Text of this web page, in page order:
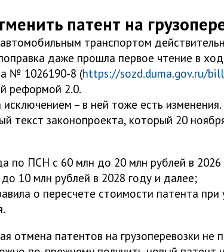
патент на
транспортом
даже прошла первое чтение в
№ 1026190-8 (https://sozd.duma.gov.ru/
реформой 2.0.
– в ней тоже есть
текст законопроекта, который 20
по ПСН с 60 млн до 20 млн рублей в 2026
10 млн рублей в 2028 году и далее;
о пересчете стоимости патента
отмена патентов на грузоперевозки не